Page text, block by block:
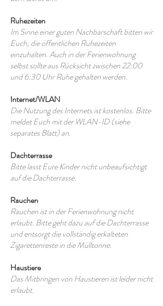
Ruhezeiten
Im Sinne einer guten Nachbarschaft bitten wir
Euch, die öffentlichen Ruhezeiten
einzuhalten. Auch in der Ferienwohnung
selbst sollte aus Rücksicht zwischen 22:00
und 6:30 Uhr Ruhe gehalten werden.
Internet/WLAN
Die Nutzung des Internets ist kostenlos. Bitte
meldet Euch mit der WLAN-ID (siehe
separates Blatt) an.
Dachterrasse
Bitte lasst Eure Kinder nicht unbeaufsichtigt
auf die Dachterrasse.
Rauchen
Rauchen ist in der Ferienwohnung nicht
erlaubt. Bitte geht dazu auf die Dachterrasse
und entsorgt die vollständig erkalteten
Zigarettenreste in die Mülltonne.
Haustiere
Das Mitbringen von Haustieren ist leider nicht
erlaubt.